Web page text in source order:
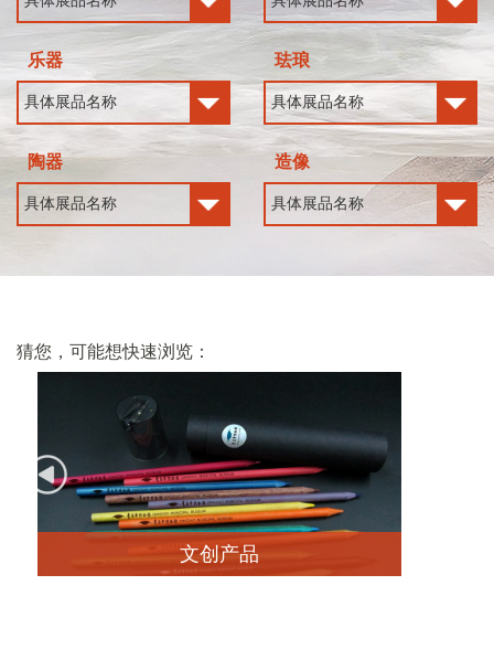
乐器 珐琅
陶器 造像
猜您，可能想快速浏览：
文创产品